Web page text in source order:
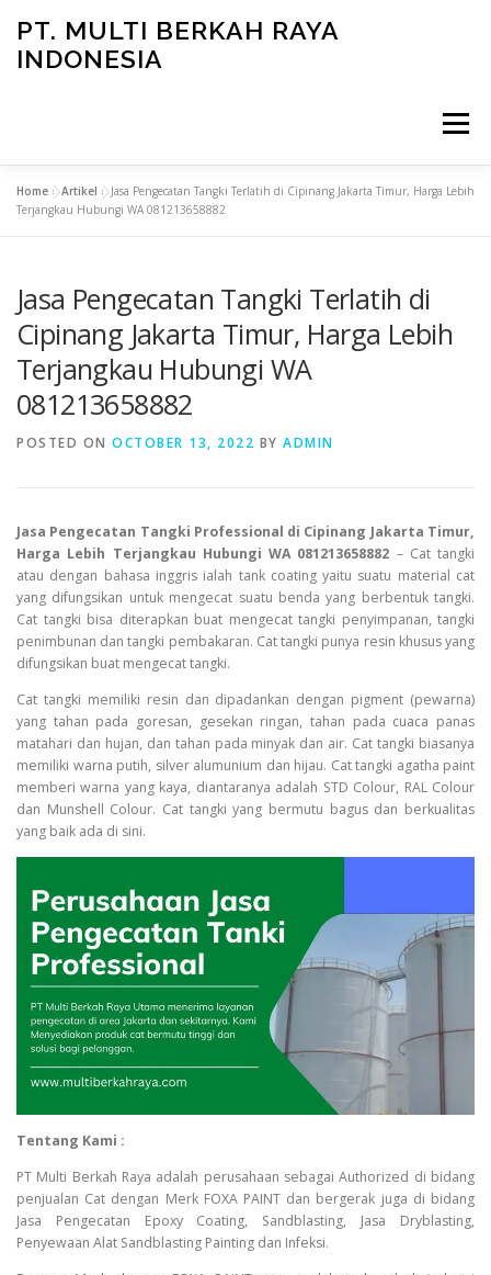
content
PT. MULTI BERKAH RAYA
INDONESIA
Menu
CONTACT
Home »Artikel »Jasa Pengecatan Tangki Terlatih di Cipinang Jakarta Timur, Harga Lebih
Terjangkau Hubungi WA 081213658882
Jasa Pengecatan Tangki Terlatih di
Cipinang Jakarta Timur, Harga Lebih
Terjangkau Hubungi WA
081213658882
POSTED ON OCTOBER 13, 2022 BY ADMIN
Jasa Pengecatan Tangki Professional di Cipinang Jakarta Timur,
Harga Lebih Terjangkau Hubungi WA 081213658882 – Cat tangki
atau dengan bahasa inggris ialah tank coating yaitu suatu material cat
yang difungsikan untuk mengecat suatu benda yang berbentuk tangki.
Cat tangki bisa diterapkan buat mengecat tangki penyimpanan, tangki
penimbunan dan tangki pembakaran. Cat tangki punya resin khusus yang
difungsikan buat mengecat tangki.
Cat tangki memiliki resin dan dipadankan dengan pigment (pewarna)
yang tahan pada goresan, gesekan ringan, tahan pada cuaca panas
matahari dan hujan, dan tahan pada minyak dan air. Cat tangki biasanya
memiliki warna putih, silver alumunium dan hijau. Cat tangki agatha paint
memberi warna yang kaya, diantaranya adalah STD Colour, RAL Colour
dan Munshell Colour. Cat tangki yang bermutu bagus dan berkualitas
yang baik ada di sini.
Tentang Kami :
PT Multi Berkah Raya adalah perusahaan sebagai Authorized di bidang
penjualan Cat dengan Merk FOXA PAINT dan bergerak juga di bidang
Jasa Pengecatan Epoxy Coating, Sandblasting, Jasa Dryblasting,
Penyewaan Alat Sandblasting Painting dan Infeksi.